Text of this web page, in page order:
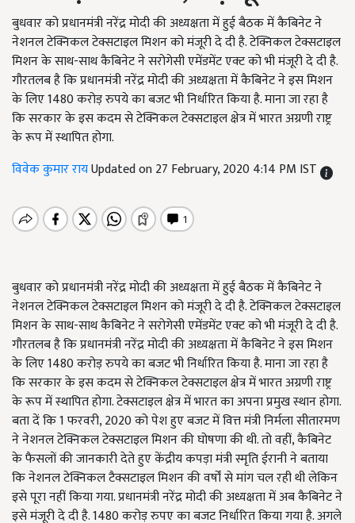
बुधवार को प्रधानमंत्री नरेंद्र मोदी की अध्यक्षता में हुई बैठक में कैबिनेट ने
नेशनल टेक्निकल टेक्सटाइल मिशन को मंजूरी दे दी है. टेक्निकल टेक्सटाइल
मिशन के साथ-साथ कैबिनेट ने सरोगेसी एमेंडमेंट एक्ट को भी मंजूरी दे दी है.
गौरतलब है कि प्रधानमंत्री नरेंद्र मोदी की अध्यक्षता में कैबिनेट ने इस मिशन
के लिए 1480 करोड़ रुपये का बजट भी निर्धारित किया है. माना जा रहा है
कि सरकार के इस कदम से टेक्निकल टेक्सटाइल क्षेत्र में भारत अग्रणी राष्ट्र
के रूप में स्थापित होगा.
विवेक कुमार रायUpdated on 27 February, 2020 4:14 PM IST
बुधवार को प्रधानमंत्री नरेंद्र मोदी की अध्यक्षता में हुई बैठक में कैबिनेट ने
नेशनल टेक्निकल टेक्सटाइल मिशन को मंजूरी दे दी है. टेक्निकल टेक्सटाइल
मिशन के साथ-साथ कैबिनेट ने सरोगेसी एमेंडमेंट एक्ट को भी मंजूरी दे दी है.
गौरतलब है कि प्रधानमंत्री नरेंद्र मोदी की अध्यक्षता में कैबिनेट ने इस मिशन
के लिए 1480 करोड़ रुपये का बजट भी निर्धारित किया है. माना जा रहा है
कि सरकार के इस कदम से टेक्निकल टेक्सटाइल क्षेत्र में भारत अग्रणी राष्ट्र
के रूप में स्थापित होगा. टेक्सटाइल क्षेत्र में भारत का अपना प्रमुख स्थान होगा.
बता दें कि 1 फरवरी, 2020 को पेश हुए बजट में वित्त मंत्री निर्मला सीतारमण
ने नेशनल टेक्निकल टेक्सटाइल मिशन की घोषणा की थी. तो वहीं, कैबिनेट
के फैसलों की जानकारी देते हुए केंद्रीय कपड़ा मंत्री स्मृति ईरानी ने बताया
कि नेशनल टेक्निकल टैक्सटाइल मिशन की वर्षों से मांग चल रही थी लेकिन
इसे पूरा नहीं किया गया. प्रधानमंत्री नरेंद्र मोदी की अध्यक्षता में अब कैबिनेट ने
इसे मंजूरी दे दी है. 1480 करोड़ रुपए का बजट निर्धारित किया गया है. अगले